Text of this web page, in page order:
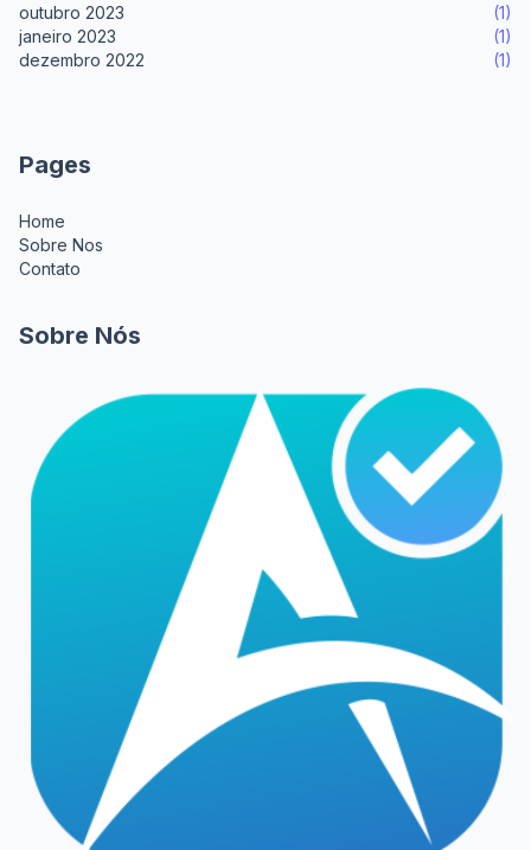
outubro 2023
(1)
janeiro 2023
(1)
dezembro 2022
(1)
Pages
Home
Sobre Nos
Contato
Sobre Nós